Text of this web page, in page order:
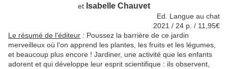
et Isabelle Chauvet
Ed. Langue au chat
2021 / 24 p. / 11,95€
Le résumé de l'éditeur : Poussez la barrière de ce jardin
merveilleux où l'on apprend les plantes, les fruits et les légumes,
et beaucoup plus encore ! Jardiner, une activité que les enfants
adorent et qui développe leur esprit scientifique : ils observent,